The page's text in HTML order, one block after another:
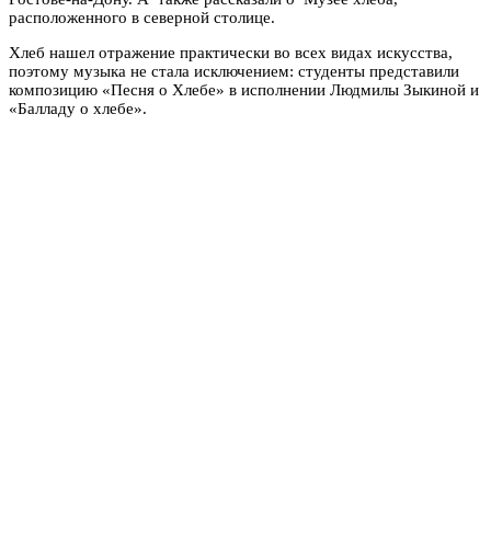
расположенного в северной столице.
Хлеб нашел отражение практически во всех видах искусства,
поэтому музыка не стала исключением: студенты представили
композицию «Песня о Хлебе» в исполнении Людмилы Зыкиной и
«Балладу о хлебе».